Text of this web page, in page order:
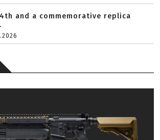
and a commemorative replica